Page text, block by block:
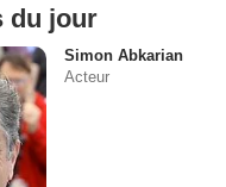
du jour
Simon Abkarian
Acteur